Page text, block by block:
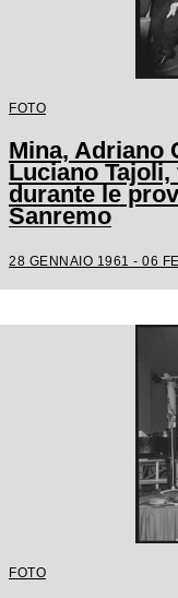
FOTO
Mina, Adriano
Luciano
durante le
Sanremo
28 GENNAIO 1961 - 06
FOTO